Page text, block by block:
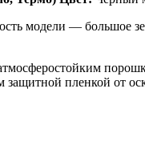
модели —
пленкой от